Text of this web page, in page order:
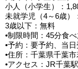
小人（小学生）：
未就学児（4～6歳）
3歳以下：無料
•制限時間：45分食
•予約：要予約、当
•住所：千葉県千葉
•アクセス：JR千葉